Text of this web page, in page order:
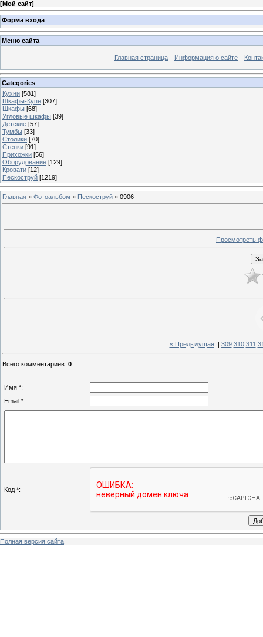
[Мой сайт]
Форма входа
Меню сайта
Главная страница Информация о сайте
Categories
Кухни [581]
Шкафы-Купе [307]
Шкафы [68]
Угловые шкафы [39]
Детские [57]
Тумбы [33]
Столики [70]
Стенки [91]
Прихожки [56]
Оборудование [129]
Кровати [12]
Пескоструй [1219]
Главная » Фотоальбом » Пескоструй » 0906
Просмотреть
« Предыдущая| 309 310 311
Всего комментариев: 0
Имя *:
Email *:
Код *:
Полная версия сайта